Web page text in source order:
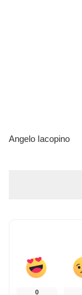
Angelo Iacopino
0